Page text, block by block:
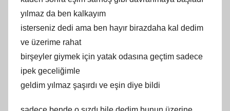
yılmaz da ben kalkayım
isterseniz dedi ama ben hayır birazdaha kal dedim
ve üzerime rahat
birşeyler giymek için yatak odasına geçtim sadece
ipek geceliğimle
geldim yılmaz şaşırdı ve eşin diye bildi